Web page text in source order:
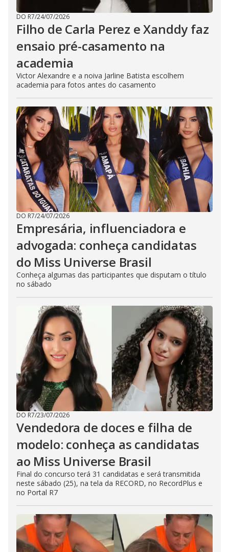
DO R7/24/07/2026
Filho de Carla Perez e Xanddy faz
ensaio pré-casamento na
academia
Victor Alexandre e a noiva Jarline Batista escolhem
academia para fotos antes do casamento
DO R7/24/07/2026
Empresária, influenciadora e
advogada: conheça candidatas
do Miss Universe Brasil
Conheça algumas das participantes que disputam o título
no sábado
DO R7/23/07/2026
Vendedora de doces e filha de
modelo: conheça as candidatas
ao Miss Universe Brasil
Final do concurso terá 31 candidatas e será transmitida
neste sábado (25), na tela da RECORD, no RecordPlus e
no Portal R7